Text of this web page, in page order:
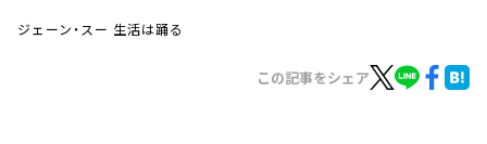
ジェーン・スー 生活は踊る
この記事をシェア